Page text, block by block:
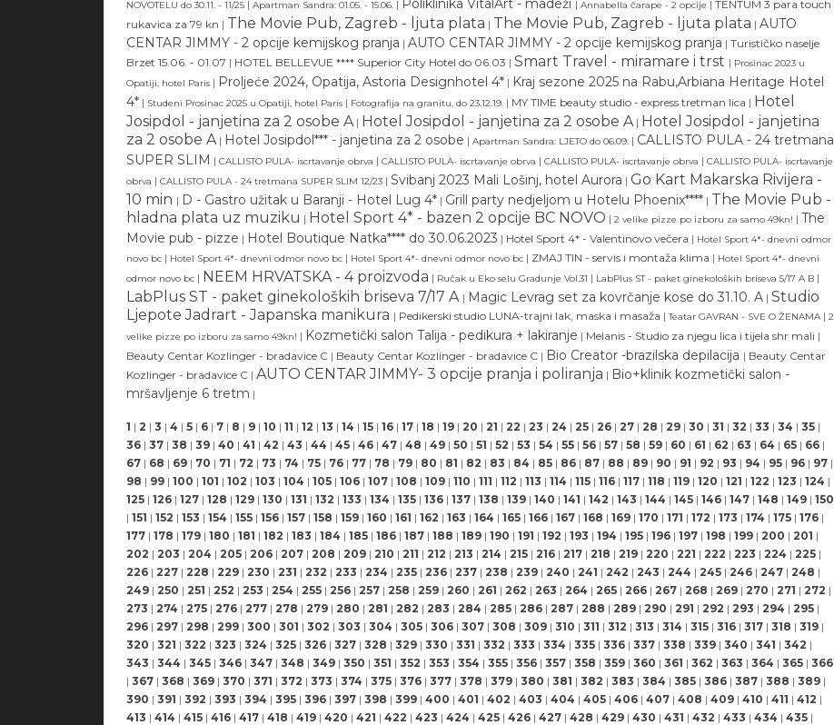
NOVOTELU do 30.11. - 11/25 | Apartman Sandra: 01.05. - 15.06. | Poliklinika VitalArt - madeži | Annabella čarape - 2 opcije | TENTUM 3 para touch
rukavica za 79 kn | The Movie Pub, Zagreb - ljuta plata | The Movie Pub, Zagreb - ljuta plata | AUTO
CENTAR JIMMY - 2 opcije kemijskog pranja | AUTO CENTAR JIMMY - 2 opcije kemijskog pranja | Turističko naselje
Brzet 15.06. - 01.07 | HOTEL BELLEVUE **** Superior City Hotel do 06.03 | Smart Travel - miramare i trst | Prosinac 2023 u
Opatiji, hotel Paris | Proljeće 2024, Opatija, Astoria Designhotel 4* | Kraj sezone 2025 na Rabu,Arbiana Heritage Hotel
4* | Studeni Prosinac 2025 u Opatiji, hotel Paris | Fotografija na granitu, do 23.12.19. | MY TIME beauty studio - express tretman lica | Hotel
Josipdol - janjetina za 2 osobe A | Hotel Josipdol - janjetina za 2 osobe A | Hotel Josipdol - janjetina
za 2 osobe A | Hotel Josipdol*** - janjetina za 2 osobe | Apartman Sandra: LJETO do 06.09. | CALLISTO PULA - 24 tretmana
SUPER SLIM | CALLISTO PULA- iscrtavanje obrva | CALLISTO PULA- iscrtavanje obrva | CALLISTO PULA- iscrtavanje obrva | CALLISTO PULA- iscrtavanje
obrva | CALLISTO PULA - 24 tretmana SUPER SLIM 12/23 | Svibanj 2023 Mali Lošinj, hotel Aurora | Go Kart Makarska Rivijera -
10 min | D - Gastro užitak u Baranji - Hotel Lug 4* | Grill party nedjeljom u Hotelu Phoenix**** | The Movie Pub -
hladna plata uz muziku | Hotel Sport 4* - bazen 2 opcije BC NOVO | 2 velike pizze po izboru za samo 49kn! | The
Movie pub - pizze | Hotel Boutique Natka**** do 30.06.2023 | Hotel Sport 4* - Valentinovo večera | Hotel Sport 4*- dnevni odmor
novo bc | Hotel Sport 4*- dnevni odmor novo bc | Hotel Sport 4*- dnevni odmor novo bc | ZMAJ TIN - servis i montaža klima | Hotel Sport 4*- dnevni
odmor novo bc | NEEM HRVATSKA - 4 proizvoda | Ručak u Eko selu Gradunje Vol.31 | LabPlus ST - paket ginekoloških briseva 5/17 A B |
LabPlus ST - paket ginekoloških briseva 7/17 A | Magic Levrag set za kovrčanje kose do 31.10. A | Studio
Ljepote Jadrart - Japanska manikura | Pedikerski studio LUNA-trajni lak, maska i masaža | Teatar GAVRAN - SVE O ŽENAMA | 2
velike pizze po izboru za samo 49kn! | Kozmetički salon Talija - pedikura + lakiranje | Melanis - Studio za njegu lica i tijela shr mali |
Beauty Centar Kozlinger - bradavice C | Beauty Centar Kozlinger - bradavice C | Bio Creator -brazilska depilacija | Beauty Centar
Kozlinger - bradavice C | AUTO CENTAR JIMMY- 3 opcije pranja i poliranja | Bio+klinik kozmetički salon -
mršavljenje 6 tretm |
1 | 2 | 3 | 4 | 5 | 6 | 7 | 8 | 9 | 10 | 11 | 12 | 13 | 14 | 15 | 16 | 17 | 18 | 19 | 20 | 21 | 22 | 23 | 24 | 25 | 26 | 27 | 28 | 29 | 30 | 31 | 32 | 33 | 34 | 35 |
36 | 37 | 38 | 39 | 40 | 41 | 42 | 43 | 44 | 45 | 46 | 47 | 48 | 49 | 50 | 51 | 52 | 53 | 54 | 55 | 56 | 57 | 58 | 59 | 60 | 61 | 62 | 63 | 64 | 65 | 66 |
67 | 68 | 69 | 70 | 71 | 72 | 73 | 74 | 75 | 76 | 77 | 78 | 79 | 80 | 81 | 82 | 83 | 84 | 85 | 86 | 87 | 88 | 89 | 90 | 91 | 92 | 93 | 94 | 95 | 96 | 97 |
98 | 99 | 100 | 101 | 102 | 103 | 104 | 105 | 106 | 107 | 108 | 109 | 110 | 111 | 112 | 113 | 114 | 115 | 116 | 117 | 118 | 119 | 120 | 121 | 122 | 123 | 124 |
125 | 126 | 127 | 128 | 129 | 130 | 131 | 132 | 133 | 134 | 135 | 136 | 137 | 138 | 139 | 140 | 141 | 142 | 143 | 144 | 145 | 146 | 147 | 148 | 149 | 150
| 151 | 152 | 153 | 154 | 155 | 156 | 157 | 158 | 159 | 160 | 161 | 162 | 163 | 164 | 165 | 166 | 167 | 168 | 169 | 170 | 171 | 172 | 173 | 174 | 175 | 176 |
177 | 178 | 179 | 180 | 181 | 182 | 183 | 184 | 185 | 186 | 187 | 188 | 189 | 190 | 191 | 192 | 193 | 194 | 195 | 196 | 197 | 198 | 199 | 200 | 201 |
202 | 203 | 204 | 205 | 206 | 207 | 208 | 209 | 210 | 211 | 212 | 213 | 214 | 215 | 216 | 217 | 218 | 219 | 220 | 221 | 222 | 223 | 224 | 225 |
226 | 227 | 228 | 229 | 230 | 231 | 232 | 233 | 234 | 235 | 236 | 237 | 238 | 239 | 240 | 241 | 242 | 243 | 244 | 245 | 246 | 247 | 248 |
249 | 250 | 251 | 252 | 253 | 254 | 255 | 256 | 257 | 258 | 259 | 260 | 261 | 262 | 263 | 264 | 265 | 266 | 267 | 268 | 269 | 270 | 271 | 272 |
273 | 274 | 275 | 276 | 277 | 278 | 279 | 280 | 281 | 282 | 283 | 284 | 285 | 286 | 287 | 288 | 289 | 290 | 291 | 292 | 293 | 294 | 295 |
296 | 297 | 298 | 299 | 300 | 301 | 302 | 303 | 304 | 305 | 306 | 307 | 308 | 309 | 310 | 311 | 312 | 313 | 314 | 315 | 316 | 317 | 318 | 319 |
320 | 321 | 322 | 323 | 324 | 325 | 326 | 327 | 328 | 329 | 330 | 331 | 332 | 333 | 334 | 335 | 336 | 337 | 338 | 339 | 340 | 341 | 342 |
343 | 344 | 345 | 346 | 347 | 348 | 349 | 350 | 351 | 352 | 353 | 354 | 355 | 356 | 357 | 358 | 359 | 360 | 361 | 362 | 363 | 364 | 365 | 366
| 367 | 368 | 369 | 370 | 371 | 372 | 373 | 374 | 375 | 376 | 377 | 378 | 379 | 380 | 381 | 382 | 383 | 384 | 385 | 386 | 387 | 388 | 389 |
390 | 391 | 392 | 393 | 394 | 395 | 396 | 397 | 398 | 399 | 400 | 401 | 402 | 403 | 404 | 405 | 406 | 407 | 408 | 409 | 410 | 411 | 412 |
413 | 414 | 415 | 416 | 417 | 418 | 419 | 420 | 421 | 422 | 423 | 424 | 425 | 426 | 427 | 428 | 429 | 430 | 431 | 432 | 433 | 434 | 435 |